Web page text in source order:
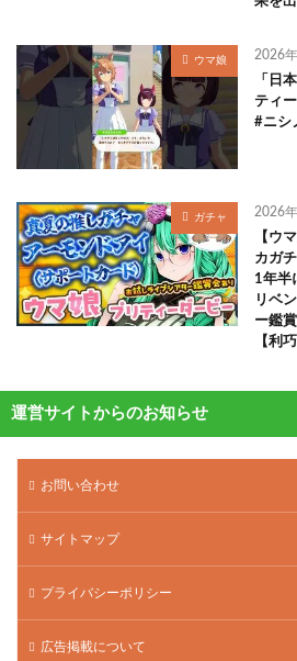
ウマ娘 2026
「日
ティ
#ニシ
ガチャ 2026
【ウ
カガ
1年半
リベ
ー鑑
【利
運営サイトからのお知らせ
お問い合わせ
サイトマップ
プライバシーポリシー
広告掲載について